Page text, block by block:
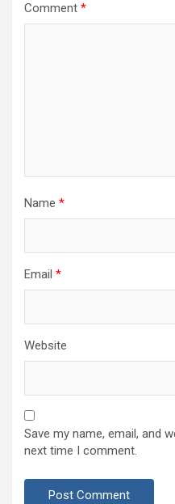
Comment *
Name *
Email *
Website
Save my name, email, and
next time I comment.